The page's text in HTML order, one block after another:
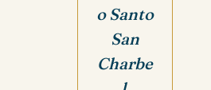
o Santo
San
Charbe